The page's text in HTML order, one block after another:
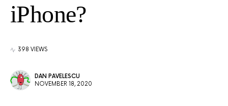
iPhone?
398 VIEWS
DAN PAVELESCU
NOVEMBER 18, 2020